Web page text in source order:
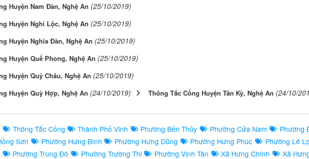
Huyện Nam Đàn, Nghệ An (25/10/2019)
Huyện Nghi Lộc, Nghệ An (25/10/2019)
Huyện Nghĩa Đàn, Nghệ An (25/10/2019)
Huyện Quế Phong, Nghệ An (25/10/2019)
Huyện Quỳ Châu, Nghệ An (25/10/2019)
Huyện Quỳ Hợp, Nghệ An (24/10/2019) Thông Tắc Cống Huyện Tân Kỳ, Nghệ An (24/10/
Thông Tắc Cống Thành Phố Vinh Phường Bến Thủy Phường Cửa Nam
Phường
Sơn Phường Hưng Bình Phường Hưng Dũng Phường Hưng Phúc
Phường Lê
Phường Trung Đô Phường Trường Thi Phường Vinh Tân Xã Hưng Chính
Xã